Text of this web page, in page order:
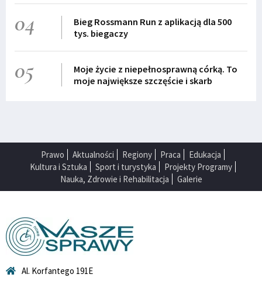
04
Bieg Rossmann Run z aplikacją dla 500
tys. biegaczy
05
Moje życie z niepełnosprawną córką. To
moje największe szczęście i skarb
Prawo Aktualności Regiony Praca
Edukacja
Kultura i Sztuka
Sport i turystyka
Projekty Programy
Nauka, Zdrowie i Rehabilitacja
Galerie
Al. Korfantego 191E